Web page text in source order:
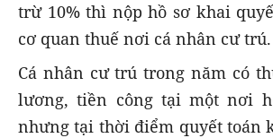
trừ 10% thì nộp hồ sơ khai
cơ quan thuế nơi cá nhân cư trú.
Cá nhân cư trú trong năm có
lương, tiền công tại một nơi
nhưng tại thời điểm quyết toán